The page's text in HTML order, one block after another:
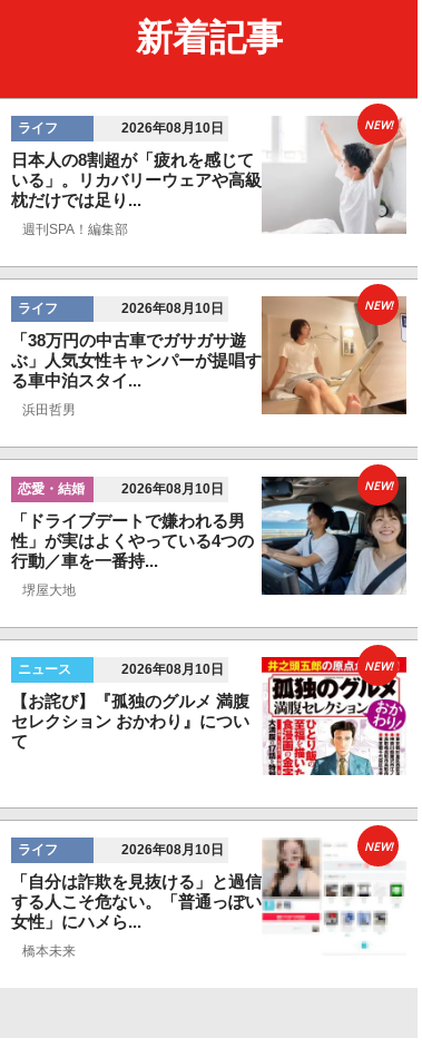
新着記事
ライフ 2026年08月10日
日本人の8割超が「疲れを感じて
いる」。リカバリーウェアや高級
枕だけでは足り...
週刊SPA！編集部
NEW!
ライフ 2026年08月10日
「38万円の中古車でガサガサ遊
ぶ」人気女性キャンパーが提唱す
る車中泊スタイ...
浜田哲男
NEW!
恋愛・結婚 2026年08月10日
「ドライブデートで嫌われる男
性」が実はよくやっている4つの
行動／車を一番持...
堺屋大地
NEW!
ニュース 2026年08月10日
【お詫び】『孤独のグルメ 満腹
セレクション おかわり』につい
て
NEW!
ライフ 2026年08月10日
「自分は詐欺を見抜ける」と過信
する人こそ危ない。「普通っぽい
女性」にハメら...
橋本未来
NEW!